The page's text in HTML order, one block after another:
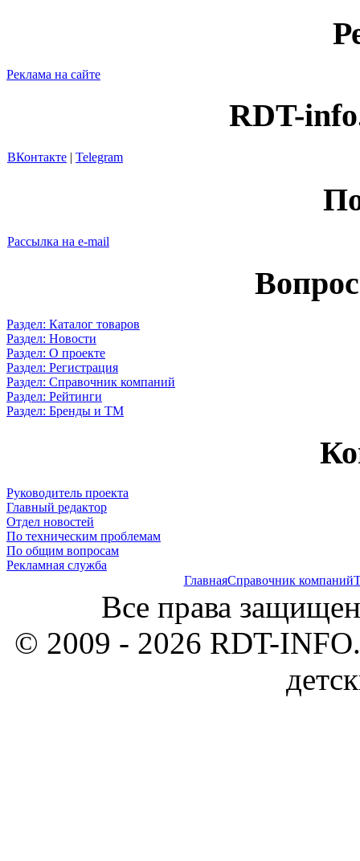
Реклама на сайте
RDT-
ВКонтакте | Telegram
Рассылка на e-mail
Раздел: Каталог товаров
Раздел: Новости
Раздел: О проекте
Раздел: Регистрация
Раздел: Справочник компаний
Раздел: Рейтинги
Раздел: Бренды и ТМ
Руководитель проекта
Главный редактор
Отдел новостей
По техническим проблемам
По общим вопросам
Рекламная служба
ГлавнаяСправочник компаний
Все права
© 2009 - 2026 RDT-